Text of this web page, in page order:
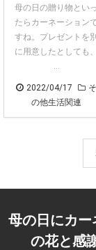
母の日の贈り物といっ
たらカーネーション
すね。プレゼントを別
に用意したとしても、
...
2022/04/17
そ
の他生活関連
母の日にカー
の花と感